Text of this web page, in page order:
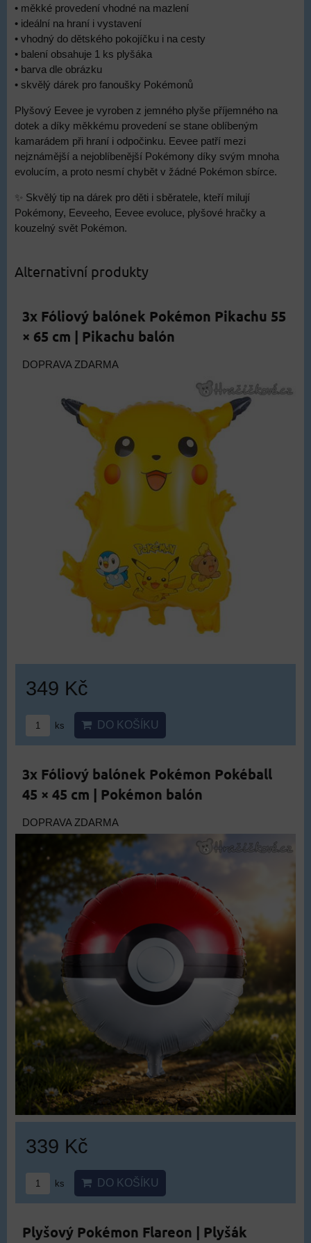
• měkké provedení vhodné na mazlení
• ideální na hraní i vystavení
• vhodný do dětského pokojíčku i na cesty
• balení obsahuje 1 ks plyšáka
• barva dle obrázku
• skvělý dárek pro fanoušky Pokémonů
Plyšový Eevee je vyroben z jemného plyše příjemného na
dotek a díky měkkému provedení se stane oblíbeným
kamarádem při hraní i odpočinku. Eevee patří mezi
nejznámější a nejoblíbenější Pokémony díky svým mnoha
evolucím, a proto nesmí chybět v žádné Pokémon sbírce.
✨ Skvělý tip na dárek pro děti i sběratele, kteří milují
Pokémony, Eeveeho, Eevee evoluce, plyšové hračky a
kouzelný svět Pokémon.
Alternativní produkty
3x Fóliový balónek Pokémon Pikachu 55
× 65 cm | Pikachu balón
DOPRAVA ZDARMA
349 Kč
ks DO KOŠÍKU
3x Fóliový balónek Pokémon Pokéball
45 × 45 cm | Pokémon balón
DOPRAVA ZDARMA
339 Kč
ks DO KOŠÍKU
Plyšový Pokémon Flareon | Plyšák